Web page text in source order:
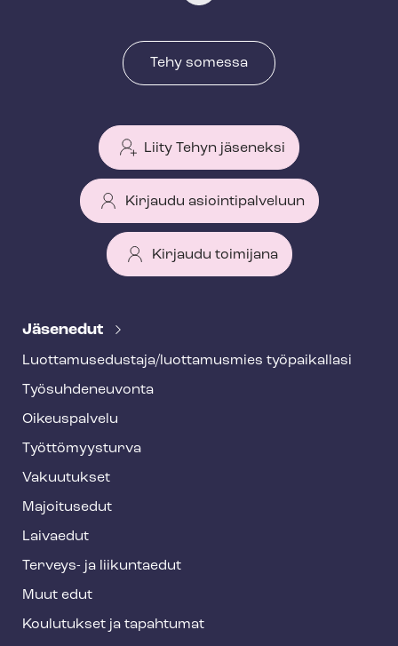
Tehy somessa
Liity Tehyn jäseneksi
Kirjaudu asiointipalveluun
Kirjaudu toimijana
e
f
o
o
t
e
Jäsenedut
Luot­ta­muse­dus­ta­ja/luottamusmies työpaikallasi
Työ­suh­de­neu­von­ta
Oikeuspalvelu
Työt­tö­myys­tur­va
Vakuutukset
Majoitusedut
Laivaedut
Terveys- ja liikuntaedut
Muut edut
Koulutukset ja tapahtumat